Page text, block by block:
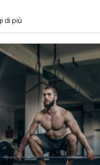
di più